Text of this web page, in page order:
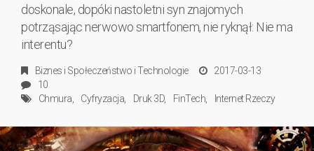
doskonale, dopóki nastoletni syn znajomych
potrząsając nerwowo smartfonem, nie ryknął: Nie ma
interentu?
Biznes i Społeczeństwo iTechnologie
2017-03-13
10
Chmura
Cyfryzacja Druk 3D FinTech Internet Rzeczy